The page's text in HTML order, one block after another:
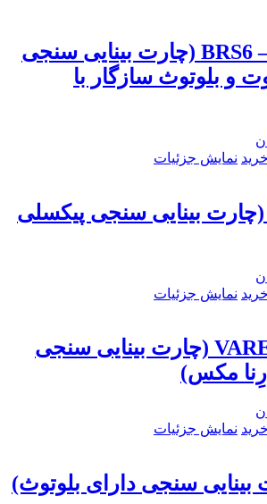
BRS6 – Compact (چارت بینایی سنجی
و بلوتوث سازگار با
نمایش جزئیات
VARENA (چارت بینایی سنجی پیکسلی
نمایش جزئیات
VARENA MAX (چارت بینایی سنجی
مکس)
نمایش جزئیات